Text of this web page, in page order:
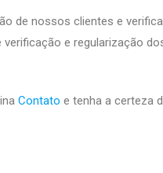
de nossos clientes e
e regularização
Contato e tenha a certeza